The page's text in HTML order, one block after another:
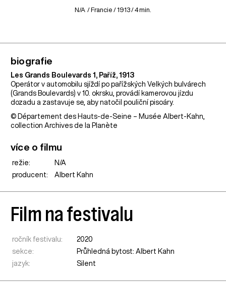
N/A / Francie / 1913 / 4 min.
biografie
Les Grands Boulevards 1, Paříž, 1913
Operátor v automobilu sjíždí po pařížských Velkých bulvárech
(Grands Boulevards) v 10. okrsku, provádí kamerovou jízdu
dozadu a zastavuje se, aby natočil pouliční pisoáry.
© Département des Hauts-de-Seine – Musée Albert-Kahn,
collection Archives de la Planète
více o filmu
režie:
N/A
producent:
Albert Kahn
Film na festivalu
ročník festivalu:
2020
sekce:
Průhledná bytost: Albert Kahn
jazyk:
Silent